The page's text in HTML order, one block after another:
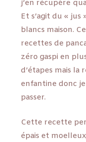
j’en récupère
Et s’agit du « jus
blancs maison.
recettes de
zéro gaspi en
d’étapes mais la
enfantine donc je
passer.
Cette recette
épais et